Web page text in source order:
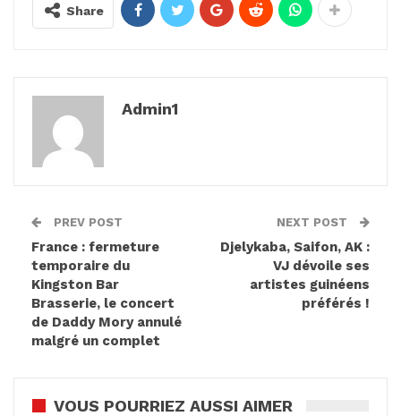
Share
Admin1
PREV POST
France : fermeture
temporaire du
Kingston Bar
Brasserie, le concert
de Daddy Mory annulé
malgré un complet
NEXT POST
Djelykaba, Saifon, AK :
VJ dévoile ses
artistes guinéens
préférés !
VOUS POURRIEZ AUSSI AIMER